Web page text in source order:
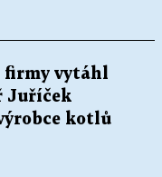
firmy vytáhl
Juříček
kotlů